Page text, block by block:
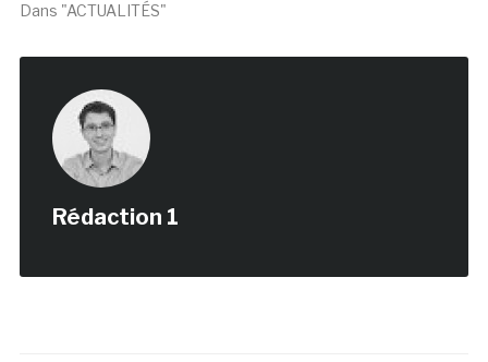
Dans "ACTUALITÉS"
Rédaction 1